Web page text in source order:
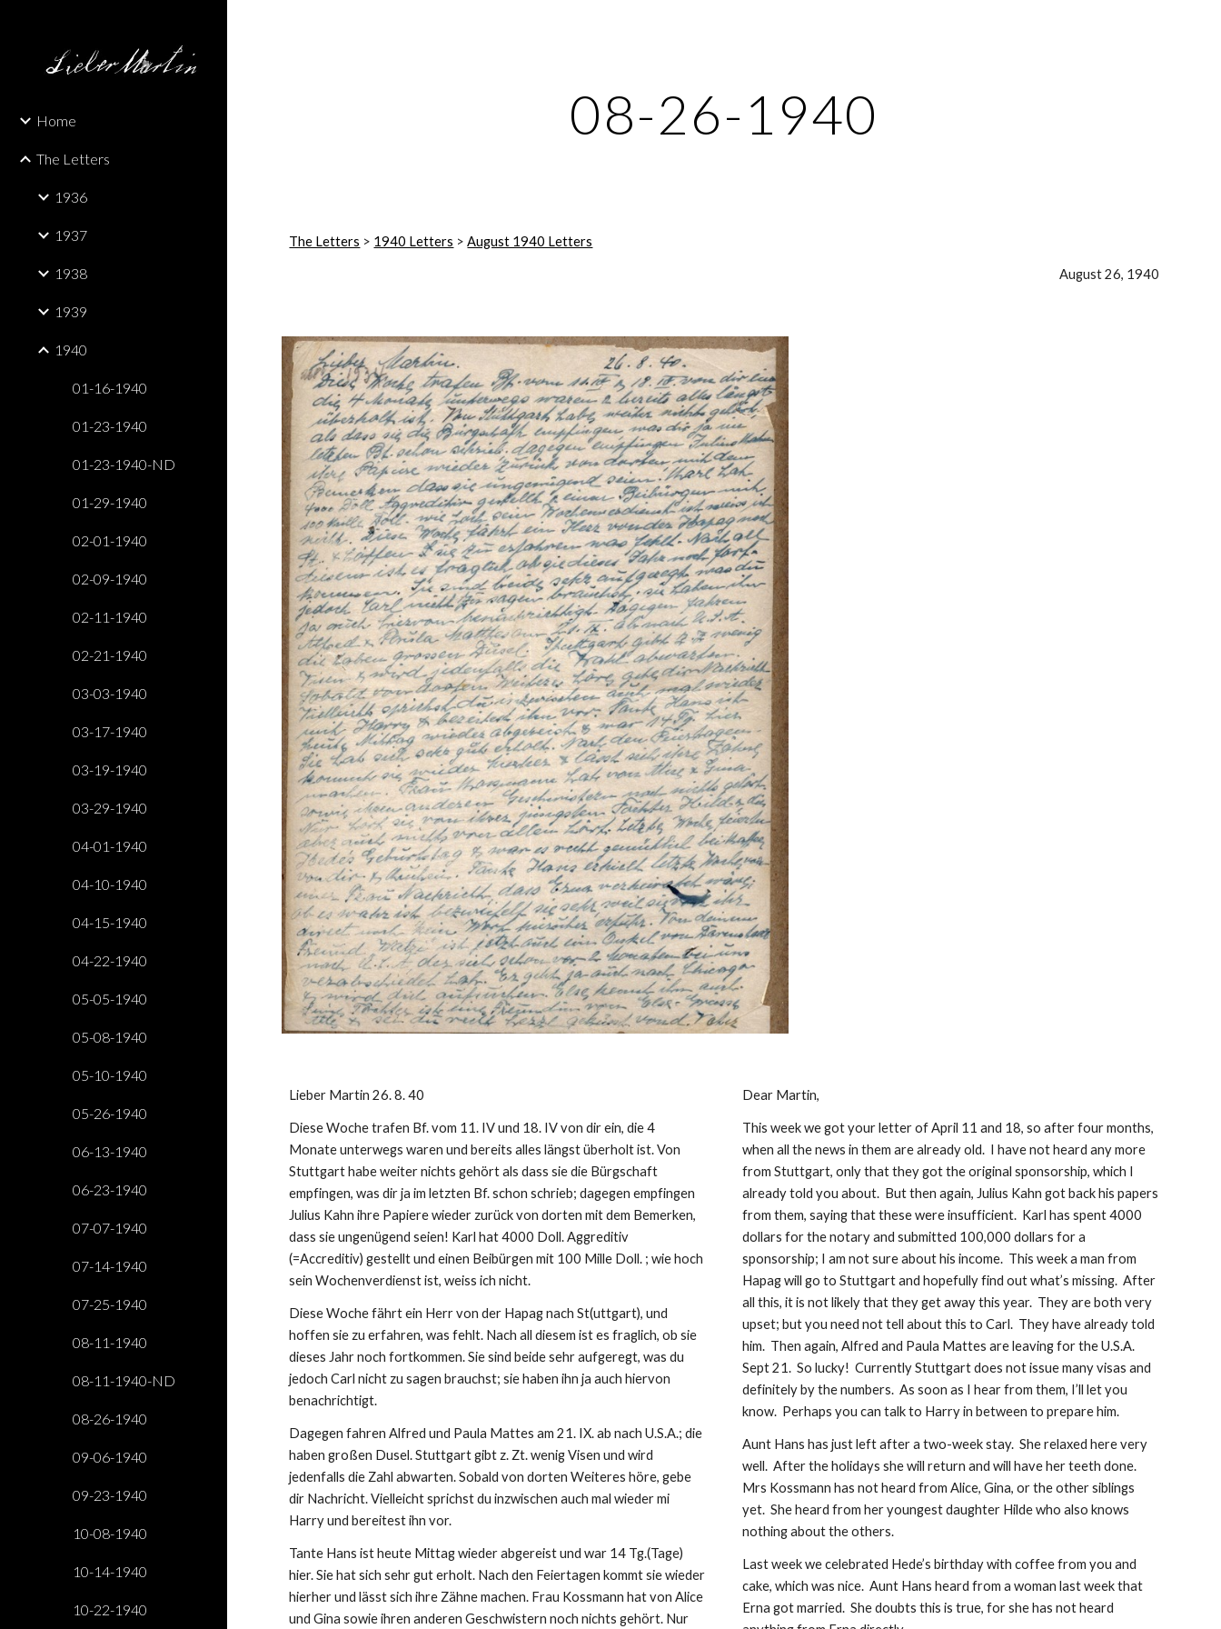
Home
The Letters
1936
1937
1938
1939
1940
01-16-1940
01-23-1940
01-23-1940-ND
01-29-1940
02-01-1940
02-09-1940
02-11-1940
02-21-1940
03-03-1940
03-17-1940
03-19-1940
03-29-1940
04-01-1940
04-10-1940
04-15-1940
04-22-1940
05-05-1940
05-08-1940
05-10-1940
05-26-1940
06-13-1940
06-23-1940
07-07-1940
07-14-1940
07-25-1940
08-11-1940
08-11-1940-ND
08-26-1940
09-06-1940
09-23-1940
10-08-1940
10-14-1940
10-22-1940
08-26-1940
The Letters > 1940 Letters > August 1940 Letters
August 26, 1940
Lieber Martin 26. 8. 40
Diese Woche trafen Bf. vom 11. IV und 18. IV von dir ein, die 4
Monate unterwegs waren und bereits alles längst überholt ist. Von
Stuttgart habe weiter nichts gehört als dass sie die Bürgschaft
empfingen, was dir ja im letzten Bf. schon schrieb; dagegen empfingen
Julius Kahn ihre Papiere wieder zurück von dorten mit dem Bemerken,
dass sie ungenügend seien! Karl hat 4000 Doll. Aggreditiv
(=Accreditiv) gestellt und einen Beibürgen mit 100 Mille Doll. ; wie hoch
sein Wochenverdienst ist, weiss ich nicht.
Diese Woche fährt ein Herr von der Hapag nach St(uttgart), und
hoffen sie zu erfahren, was fehlt. Nach all diesem ist es fraglich, ob sie
dieses Jahr noch fortkommen. Sie sind beide sehr aufgeregt, was du
jedoch Carl nicht zu sagen brauchst; sie haben ihn ja auch hiervon
benachrichtigt.
Dagegen fahren Alfred und Paula Mattes am 21. IX. ab nach U.S.A.; die
haben großen Dusel. Stuttgart gibt z. Zt. wenig Visen und wird
jedenfalls die Zahl abwarten. Sobald von dorten Weiteres höre, gebe
dir Nachricht. Vielleicht sprichst du inzwischen auch mal wieder mi
Harry und bereitest ihn vor.
Tante Hans ist heute Mittag wieder abgereist und war 14 Tg.(Tage)
hier. Sie hat sich sehr gut erholt. Nach den Feiertagen kommt sie wieder
hierher und lässt sich ihre Zähne machen. Frau Kossmann hat von Alice
und Gina sowie ihren anderen Geschwistern noch nichts gehört. Nur
Dear Martin,
This week we got your letter of April 11 and 18, so after four months,
when all the news in them are already old.  I have not heard any more
from Stuttgart, only that they got the original sponsorship, which I
already told you about.  But then again, Julius Kahn got back his papers
from them, saying that these were insufficient.  Karl has spent 4000
dollars for the notary and submitted 100,000 dollars for a
sponsorship; I am not sure about his income.  This week a man from
Hapag will go to Stuttgart and hopefully find out what’s missing.  After
all this, it is not likely that they get away this year.  They are both very
upset; but you need not tell about this to Carl.  They have already told
him.  Then again, Alfred and Paula Mattes are leaving for the U.S.A.
Sept 21.  So lucky!  Currently Stuttgart does not issue many visas and
definitely by the numbers.  As soon as I hear from them, I’ll let you
know.  Perhaps you can talk to Harry in between to prepare him.
Aunt Hans has just left after a two-week stay.  She relaxed here very
well.  After the holidays she will return and will have her teeth done.
Mrs Kossmann has not heard from Alice, Gina, or the other siblings
yet.  She heard from her youngest daughter Hilde who also knows
nothing about the others.
Last week we celebrated Hede’s birthday with coffee from you and
cake, which was nice.  Aunt Hans heard from a woman last week that
Erna got married.  She doubts this is true, for she has not heard